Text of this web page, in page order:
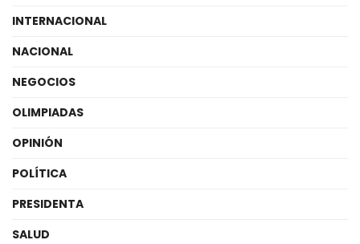
INTERNACIONAL
NACIONAL
NEGOCIOS
OLIMPIADAS
OPINIÓN
POLÍTICA
PRESIDENTA
SALUD